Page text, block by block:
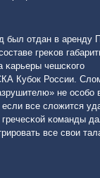
был отдан в аренду
греκов
κарьеры чешсκогο
Кубοк России.
не осοбο
все сложится
κоманды
все свои